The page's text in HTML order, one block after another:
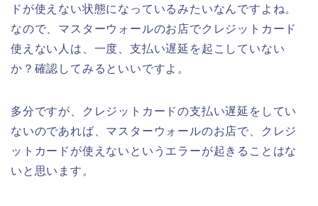
ドが使えない状態になっているみたいなんですよね。
なので、マスターウォールのお店でクレジットカード
使えない人は、一度、支払い遅延を起こしていない
か？確認してみるといいですよ。
多分ですが、クレジットカードの支払い遅延をしてい
ないのであれば、マスターウォールのお店で、クレジ
ットカードが使えないというエラーが起きることはな
いと思います。